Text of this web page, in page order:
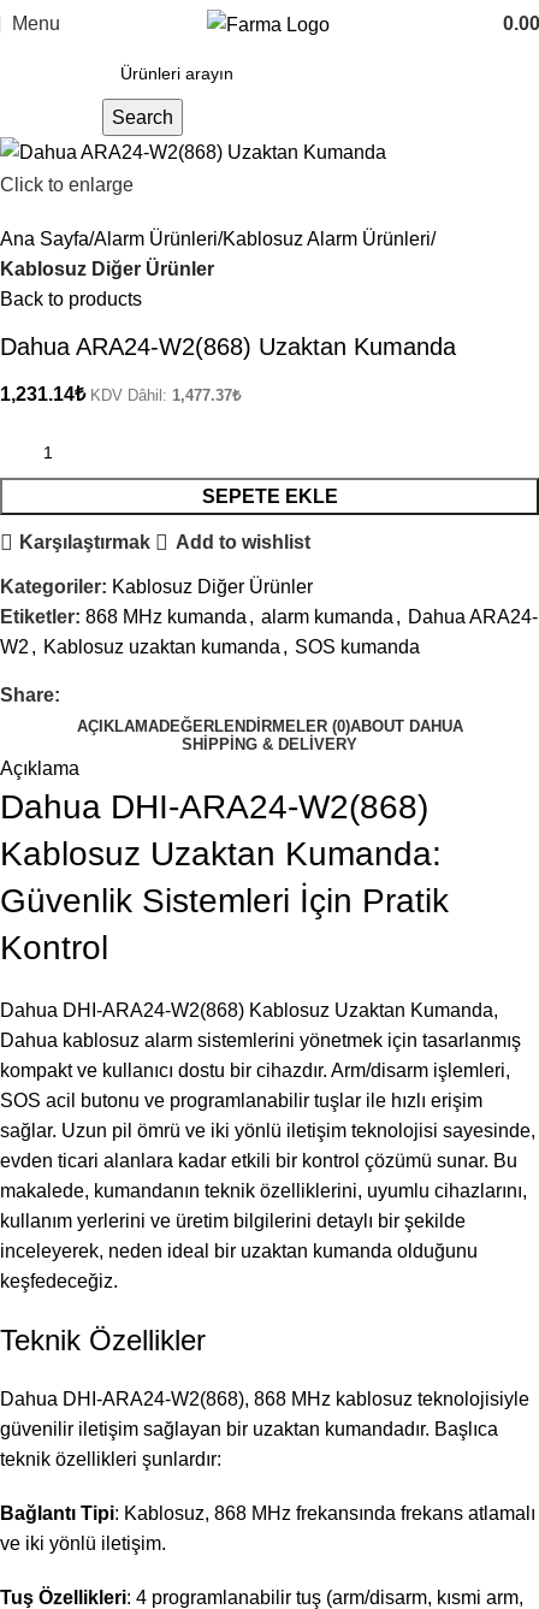
Menu 0.00
Search
Click to enlarge
Ana Sayfa Alarm Ürünleri Kablosuz Alarm Ürünleri
Kablosuz Diğer Ürünler
Back to products
Dahua ARA24-W2(868) Uzaktan Kumanda
1,231.14₺ KDV Dâhil: 1,477.37₺
SEPETE EKLE
Karşılaştırmak Add to wishlist
Kategoriler: Kablosuz Diğer Ürünler
Etiketler: 868 MHz kumanda , alarm kumanda , Dahua ARA24-
W2 , Kablosuz uzaktan kumanda , SOS kumanda
Share:
AÇIKLAMADEĞERLENDIRMELER (0)ABOUT DAHUA
SHIPPING & DELIVERY
Açıklama
Dahua DHI-ARA24-W2(868)
Kablosuz Uzaktan Kumanda:
Güvenlik Sistemleri İçin Pratik
Kontrol
Dahua DHI-ARA24-W2(868) Kablosuz Uzaktan Kumanda,
Dahua kablosuz alarm sistemlerini yönetmek için tasarlanmış
kompakt ve kullanıcı dostu bir cihazdır. Arm/disarm işlemleri,
SOS acil butonu ve programlanabilir tuşlar ile hızlı erişim
sağlar. Uzun pil ömrü ve iki yönlü iletişim teknolojisi sayesinde,
evden ticari alanlara kadar etkili bir kontrol çözümü sunar. Bu
makalede, kumandanın teknik özelliklerini, uyumlu cihazlarını,
kullanım yerlerini ve üretim bilgilerini detaylı bir şekilde
inceleyerek, neden ideal bir uzaktan kumanda olduğunu
keşfedeceğiz.
Teknik Özellikler
Dahua DHI-ARA24-W2(868), 868 MHz kablosuz teknolojisiyle
güvenilir iletişim sağlayan bir uzaktan kumandadır. Başlıca
teknik özellikleri şunlardır:
Bağlantı Tipi: Kablosuz, 868 MHz frekansında frekans atlamalı
ve iki yönlü iletişim.
Tuş Özellikleri: 4 programlanabilir tuş (arm/disarm, kısmi arm,